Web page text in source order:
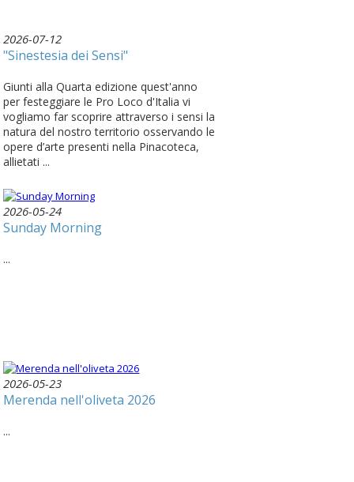
2026-07-12
"Sinestesia dei Sensi"
Giunti alla Quarta edizione quest'anno
per festeggiare le Pro Loco d'Italia vi
vogliamo far scoprire attraverso i sensi la
natura del nostro territorio osservando le
opere d’arte presenti nella Pinacoteca,
allietati ...
2026-05-24
Sunday Morning
...
2026-05-23
Merenda nell'oliveta 2026
...